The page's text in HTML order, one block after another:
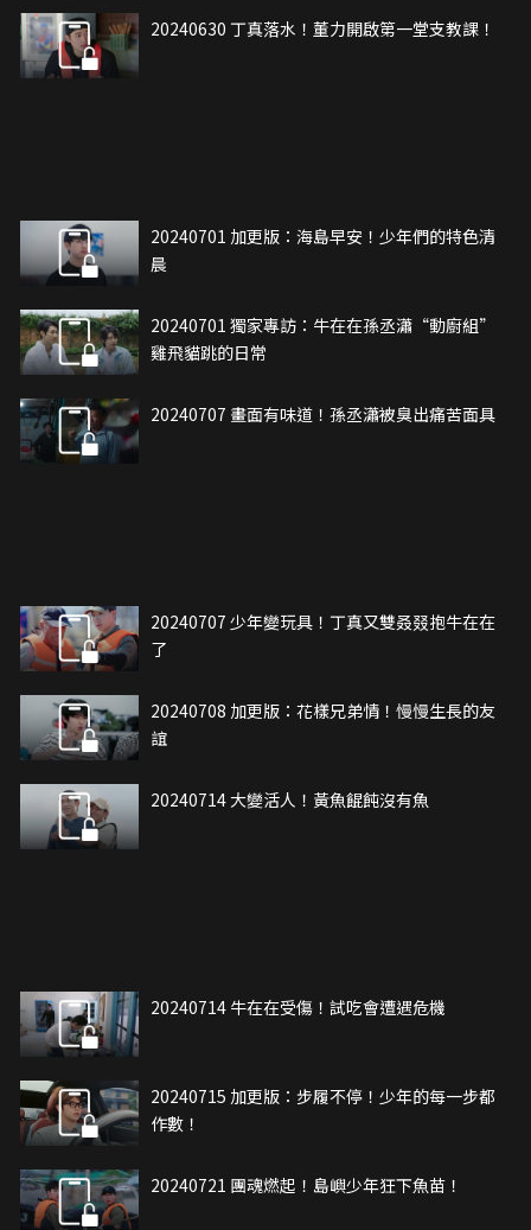
20240630 丁真落水！董力開啟第一堂支教課！
20240701 加更版：海島早安！少年們的特色清
晨
20240701 獨家專訪：牛在在孫丞瀟“動廚組”
雞飛貓跳的日常
20240707 畫面有味道！孫丞瀟被臭出痛苦面具
20240707 少年變玩具！丁真又雙叒叕抱牛在在
了
20240708 加更版：花樣兄弟情！慢慢生長的友
誼
20240714 大變活人！黃魚餛飩沒有魚
20240714 牛在在受傷！試吃會遭遇危機
20240715 加更版：步履不停！少年的每一步都
作數！
20240721 團魂燃起！島嶼少年狂下魚苗！